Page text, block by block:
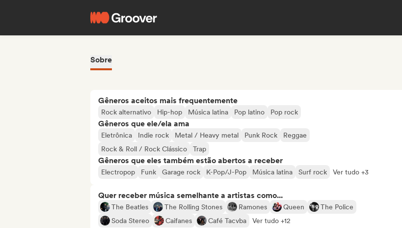
Sobre
Gêneros aceitos mais frequentemente
Rock alternativo Hip-hop Música latina Pop latino Pop rock
Gêneros que ele/ela ama
Eletrônica Indie rock Metal / Heavy metal Punk Rock
Reggae
Rock & Roll / Rock Clássico
Trap
Gêneros que eles também estão abertos a receber
Electropop Funk Garage rock K-Pop/J-Pop Música latina Surf rock Ver tudo +3
Quer receber música semelhante a artistas como...
The Beatles The Rolling Stones Ramones Queen
The Police
Soda Stereo
Caifanes Café Tacvba Ver tudo +12